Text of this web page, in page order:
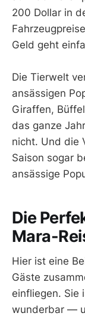
200 Dollar in
Geld geht
Die Tierwelt
ansässigen
Giraffen,
das ganze
nicht. Und die
Saison sogar
ansässige
Die
Mara-
Hier ist eine
Gäste
einfliegen. Sie
wunderbar —